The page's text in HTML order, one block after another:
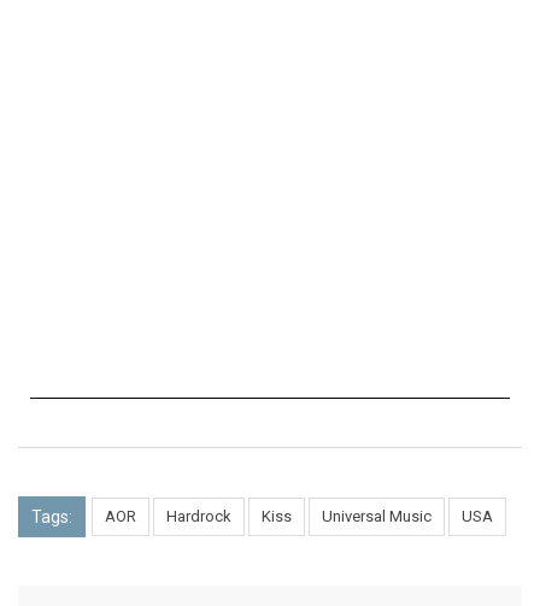
Tags: AOR Hardrock Kiss Universal Music USA